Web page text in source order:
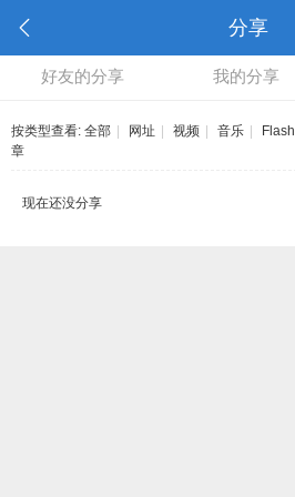
分享
好友的分享 我的分享
按类型查看: 全部 网址 视频 音乐 Flash
章
现在还没分享